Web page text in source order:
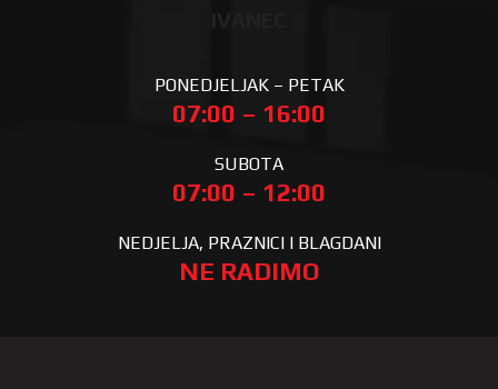
PONEDJELJAK – PETAK
07:00 – 16:00
SUBOTA
07:00 – 12:00
NEDJELJA, PRAZNICI I BLAGDANI
NE RADIMO